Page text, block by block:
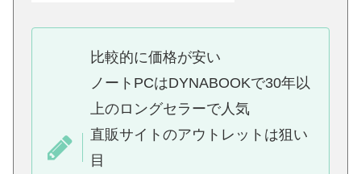
比較的に価格が安い
ノートPCはDYNABOOKで30年以
上のロングセラーで人気
直販サイトのアウトレットは狙い
目